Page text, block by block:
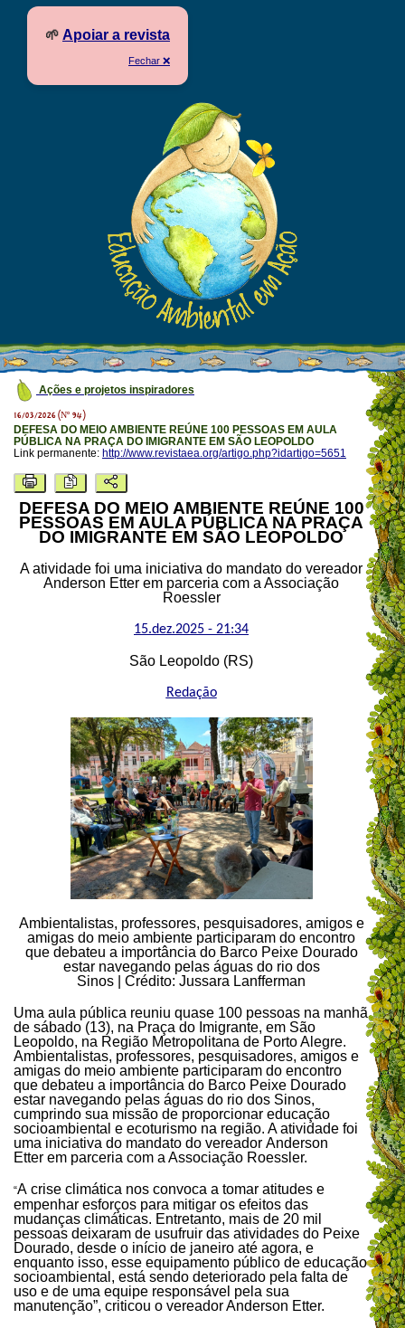
🌱 Apoiar a revista
Fechar ❌
Ações e projetos inspiradores
16/03/2026 (Nº 94)
DEFESA DO MEIO AMBIENTE REÚNE 100 PESSOAS EM AULA
PÚBLICA NA PRAÇA DO IMIGRANTE EM SÃO LEOPOLDO
Link permanente: http://www.revistaea.org/artigo.php?idartigo=5651
DEFESA DO MEIO AMBIENTE REÚNE 100
PESSOAS EM AULA PÚBLICA NA PRAÇA
DO IMIGRANTE EM SÃO LEOPOLDO
A atividade foi uma iniciativa do mandato do vereador
Anderson Etter em parceria com a Associação
Roessler
15.dez.2025 - 21:34
São Leopoldo (RS)
Redação
Ambientalistas, professores, pesquisadores, amigos e
amigas do meio ambiente participaram do encontro
que debateu a importância do Barco Peixe Dourado
estar navegando pelas águas do rio dos
Sinos | Crédito: Jussara Lanfferman
Uma aula pública reuniu quase 100 pessoas na manhã
de sábado (13), na Praça do Imigrante, em São
Leopoldo, na Região Metropolitana de Porto Alegre.
Ambientalistas, professores, pesquisadores, amigos e
amigas do meio ambiente participaram do encontro
que debateu a importância do Barco Peixe Dourado
estar navegando pelas águas do rio dos Sinos,
cumprindo sua missão de proporcionar educação
socioambiental e ecoturismo na região. A atividade foi
uma iniciativa do mandato do vereador Anderson
Etter em parceria com a Associação Roessler.
“A crise climática nos convoca a tomar atitudes e
empenhar esforços para mitigar os efeitos das
mudanças climáticas. Entretanto, mais de 20 mil
pessoas deixaram de usufruir das atividades do Peixe
Dourado, desde o início de janeiro até agora, e
enquanto isso, esse equipamento público de educação
socioambiental, está sendo deteriorado pela falta de
uso e de uma equipe responsável pela sua
manutenção”, criticou o vereador Anderson Etter.